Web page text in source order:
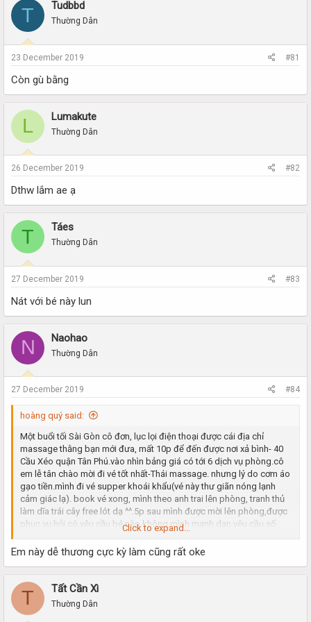
a
t
a
e
t
t
T Tudbbd
Thường Dân
23 December 2019 #81
Còn gù bằng
L Lumakute
Thường Dân
26 December 2019 #82
Dthw lắm ae ạ
T Táes
Thường Dân
27 December 2019 #83
Nát với bé này lun
N Naohao
Thường Dân
27 December 2019 #84
hoàng quý said:
Một buổi tối Sài Gòn cô đơn, lục lọi điện thoại được cái địa chỉ
massage thằng bạn mới đưa, mất 10p để đến được nơi xả bình- 40
Cầu Xéo quận Tân Phú.vào nhìn bảng giá có tới 6 dịch vụ phòng.cô
em lễ tân chào mời đi vé tốt nhất-Thái massage. nhưng lý do cơm áo
gạo tiền.mình đi vé supper khoái khẩu(vé này thư giãn nóng lạnh
cảm giác lạ). book vé xong, mình theo anh trai lên phòng, tranh thủ
làm dĩa trái cây free lót dạ ^^.5p sau mình được mời lên phòng,được
phục vụ hỏi có yêu cầu bé nào không.mình mạnh dạn yêu cầu số
02(được thằng bạn giới thiệu số trước).các bước xông hơi, tắm rửa
xin được bỏ qua.đi thẳng luôn vào vấn đề chính. nói chung phòng ốc
rất ok, thơm tho, sạch sẽ.5p sau em nó vào, công nhận bên cơ sở
chuẩn(khoảng 21t).đúng với tâm trạng cô đơn lâu ngày ^^. kéo tay
ôm ngay em vào lòng. nằm vuốt ve khoảng 10p mới chịu để em nó
tắm cho mình. sau đó mình yêu cầu thư giãn trước rồi mới đấm bóp
Click to expand...
Em này dễ thương cực kỳ làm cũng rất oke
T Tất Cần Xì
Thường Dân